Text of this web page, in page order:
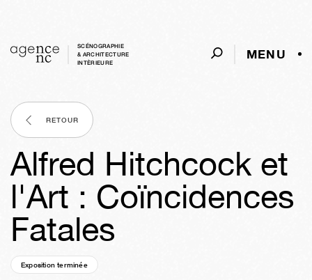
SCÉNOGRAPHIE
& ARCHITECTURE
INTÈRIEURE
MENU
RETOUR
Alfred Hitchcock et
l'Art : Coïncidences
Fatales
Exposition terminée